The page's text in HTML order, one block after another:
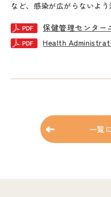
など、感染が広がらないよう
保健管理センター
Health
一覧